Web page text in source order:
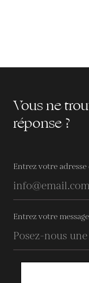
Vous ne
réponse ?
Entrez votre adresse
Entrez votre message